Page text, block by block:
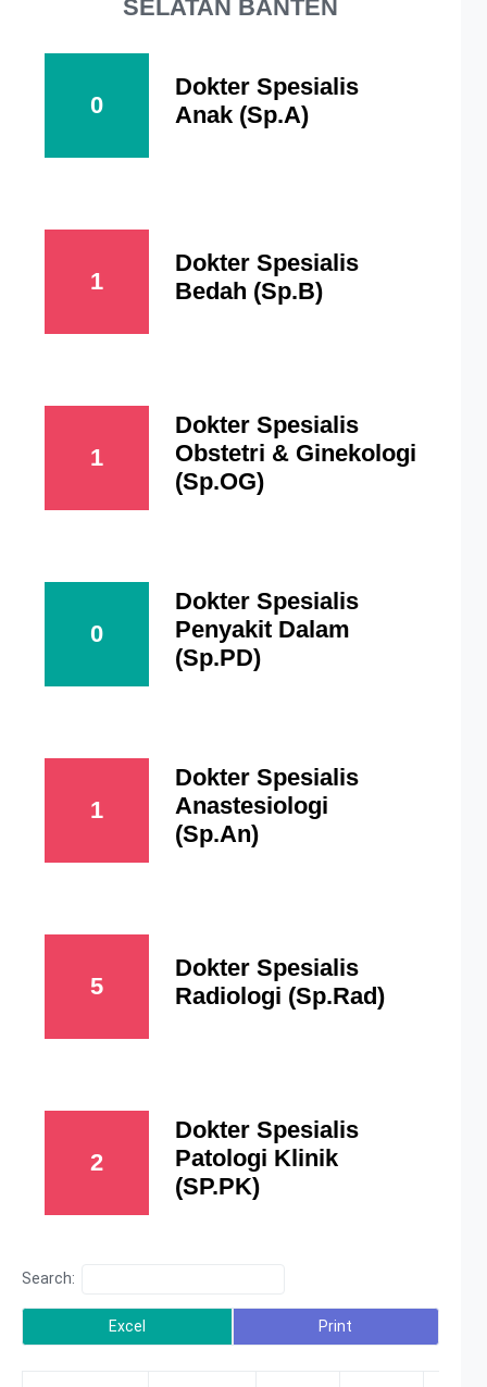
SELATAN BANTEN
0
Dokter Spesialis
Anak (Sp.A)
1
Dokter Spesialis
Bedah (Sp.B)
1
Dokter Spesialis
Obstetri & Ginekologi
(Sp.OG)
0
Dokter Spesialis
Penyakit Dalam
(Sp.PD)
1
Dokter Spesialis
Anastesiologi
(Sp.An)
5
Dokter Spesialis
Radiologi (Sp.Rad)
2
Dokter Spesialis
Patologi Klinik
(SP.PK)
Search:
Excel Print